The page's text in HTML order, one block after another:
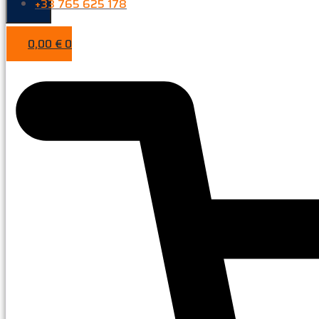
+33 765 625 178
0,00€0